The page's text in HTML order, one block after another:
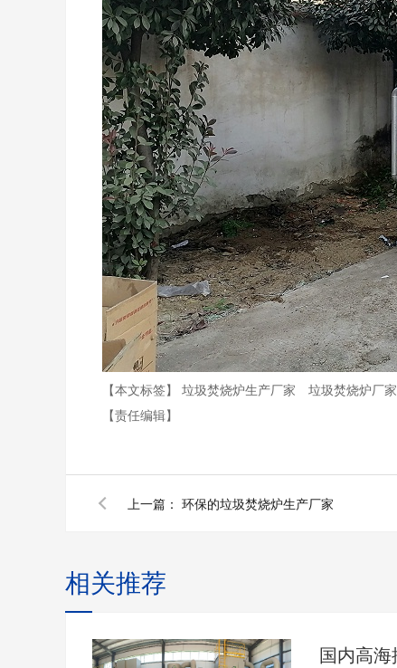
【本文标签】 垃圾焚烧炉生产厂家 垃圾焚烧炉厂家
【责任编辑】
上一篇： 环保的垃圾焚烧炉生产厂家
相关推荐